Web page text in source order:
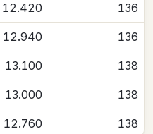
12.420 136
12.940 136
13.100 138
13.000 138
12.760 138